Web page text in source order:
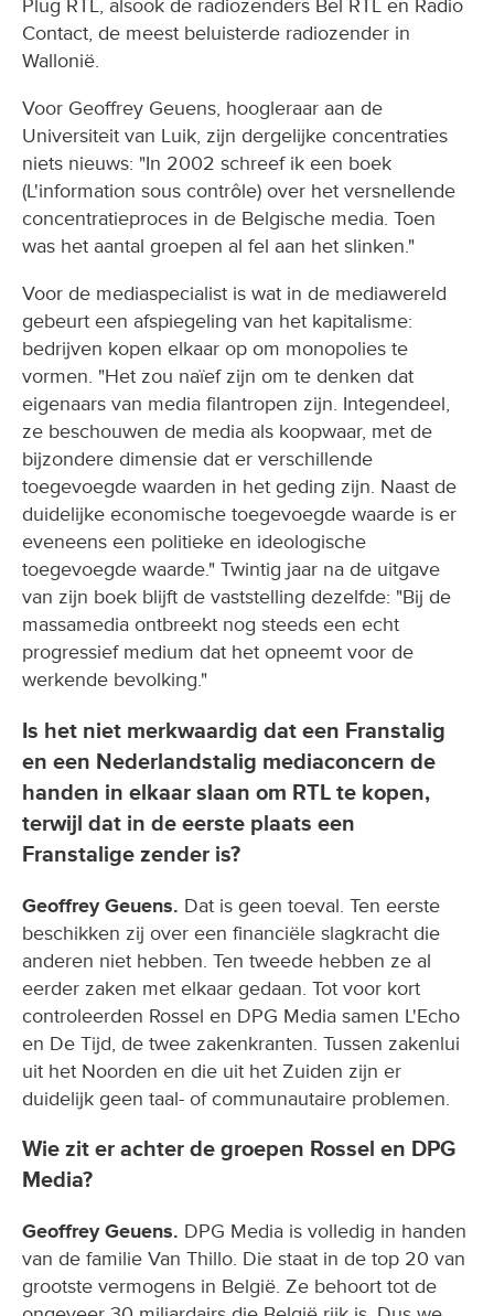
Plug RTL, alsook de radiozenders Bel RTL en Radio
Contact, de meest beluisterde radiozender in
Wallonië.
Voor Geoffrey Geuens, hoogleraar aan de
Universiteit van Luik, zijn dergelijke concentraties
niets nieuws: "In 2002 schreef ik een boek
(L'information sous contrôle) over het versnellende
concentratieproces in de Belgische media. Toen
was het aantal groepen al fel aan het slinken."
Voor de mediaspecialist is wat in de mediawereld
gebeurt een afspiegeling van het kapitalisme:
bedrijven kopen elkaar op om monopolies te
vormen. "Het zou naïef zijn om te denken dat
eigenaars van media filantropen zijn. Integendeel,
ze beschouwen de media als koopwaar, met de
bijzondere dimensie dat er verschillende
toegevoegde waarden in het geding zijn. Naast de
duidelijke economische toegevoegde waarde is er
eveneens een politieke en ideologische
toegevoegde waarde." Twintig jaar na de uitgave
van zijn boek blijft de vaststelling dezelfde: "Bij de
massamedia ontbreekt nog steeds een echt
progressief medium dat het opneemt voor de
werkende bevolking."
Is het niet merkwaardig dat een Franstalig
en een Nederlandstalig mediaconcern de
handen in elkaar slaan om RTL te kopen,
terwijl dat in de eerste plaats een
Franstalige zender is?
Geoffrey Geuens. Dat is geen toeval. Ten eerste
beschikken zij over een financiële slagkracht die
anderen niet hebben. Ten tweede hebben ze al
eerder zaken met elkaar gedaan. Tot voor kort
controleerden Rossel en DPG Media samen L'Echo
en De Tijd, de twee zakenkranten. Tussen zakenlui
uit het Noorden en die uit het Zuiden zijn er
duidelijk geen taal- of communautaire problemen.
Wie zit er achter de groepen Rossel en DPG
Media?
Geoffrey Geuens. DPG Media is volledig in handen
van de familie Van Thillo. Die staat in de top 20 van
grootste vermogens in België. Ze behoort tot de